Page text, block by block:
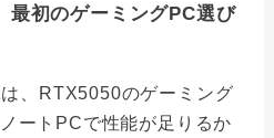
最初のゲーミングPC選び
、RTX5050のゲーミング
ートPCで性能が足りるか